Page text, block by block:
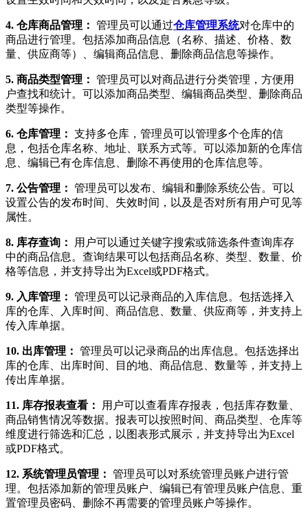
4. 仓库商品管理： 管理员可以通过仓库管理系统对仓库中的
商品进行管理。包括添加商品信息（名称、描述、价格、数
量、供应商等）、编辑商品信息、删除商品信息等操作。
5. 商品类型管理： 管理员可以对商品进行分类管理，方便用
户查找和统计。可以添加商品类型、编辑商品类型、删除商品
类型等操作。
6. 仓库管理： 支持多仓库，管理员可以管理多个仓库的信
息，包括仓库名称、地址、联系方式等。可以添加新的仓库信
息、编辑已有仓库信息、删除不再使用的仓库信息等。
7. 公告管理： 管理员可以发布、编辑和删除系统公告。可以
设置公告的发布时间、失效时间，以及是否对所有用户可见等
属性。
8. 库存查询：
用户可以通过关键字搜索或筛选条件查询库存
中的商品信息。查询结果可以包括商品名称、类型、数量、价
格等信息，并支持导出为Excel或PDF格式。
9. 入库管理： 管理员可以记录商品的入库信息。包括选择入
库的仓库、入库时间、商品信息、数量、供应商等，并支持上
传入库单据。
10. 出库管理： 管理员可以记录商品的出库信息。包括选择出
库的仓库、出库时间、目的地、商品信息、数量等，并支持上
传出库单据。
11. 库存报表查看：
用户可以查看库存报表，包括库存数量、
商品销售情况等数据。报表可以按照时间、商品类型、仓库等
维度进行筛选和汇总，以图表形式展示，并支持导出为Excel
或PDF格式。
12. 系统管理员管理： 管理员可以对系统管理员账户进行管
理。包括添加新的管理员账户、编辑已有管理员账户信息、重
置管理员密码、删除不再需要的管理员账户等操作。